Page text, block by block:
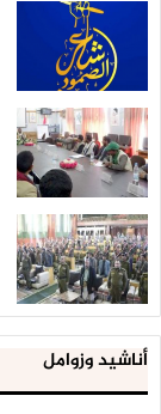
أناشيد وزوامل